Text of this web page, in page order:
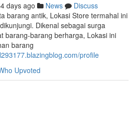
days ago News
Discuss
barang antik, Lokasi Store termahal ini
Dikenal sebagai surga
barang-barang berharga, Lokasi ini
barang
profile
Upvoted